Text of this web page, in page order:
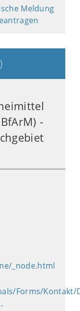
Meldung
)
-
_node.html
Forms/Kontakt/